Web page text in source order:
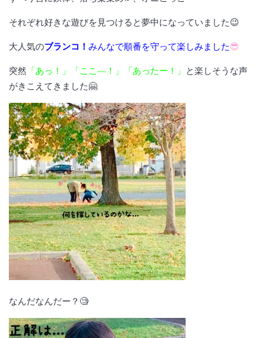
それぞれ好きな遊びを見つけると夢中になっていました😉
大人気のブランコ！ みんなで順番を守って楽しみました😎
突然 「あっ！」「ここ―！」「あったー！」
と楽しそうな声
がきこえてきました🤗
なんだなんだー？🧐